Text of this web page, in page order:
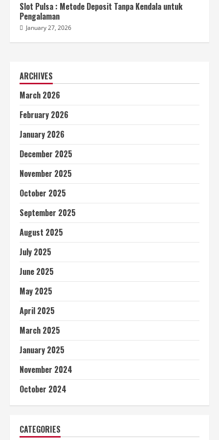
Slot Pulsa : Metode Deposit Tanpa Kendala untuk
Pengalaman
January 27, 2026
ARCHIVES
March 2026
February 2026
January 2026
December 2025
November 2025
October 2025
September 2025
August 2025
July 2025
June 2025
May 2025
April 2025
March 2025
January 2025
November 2024
October 2024
CATEGORIES